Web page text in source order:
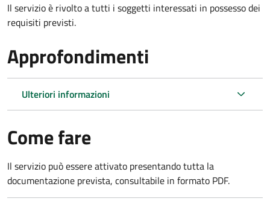
Il servizio è rivolto a tutti i soggetti interessati in possesso dei
requisiti previsti.
Approfondimenti
Ulteriori informazioni
Come fare
Il servizio può essere attivato presentando tutta la
documentazione prevista, consultabile in formato PDF.